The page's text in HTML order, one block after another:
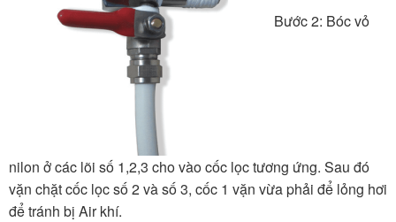
Bước 2: Bóc vỏ
nilon ở các lõi số 1,2,3 cho vào cốc lọc tương ứng. Sau đó
vặn chặt cốc lọc số 2 và số 3, cốc 1 vặn vừa phải để lỏng hơi
để tránh bị Air khí.